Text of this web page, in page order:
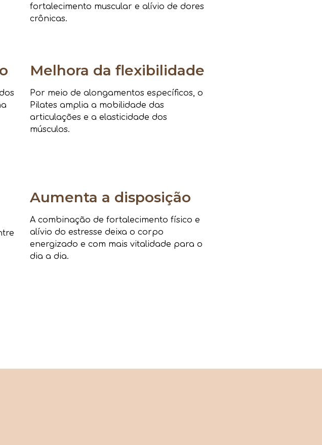
fortalecimento muscular e alívio de dores
crônicas.
Melhora da flexibilidade
Por meio de alongamentos específicos, o
Pilates amplia a mobilidade das
articulações e a elasticidade dos
músculos.
Aumenta a disposição
A combinação de fortalecimento físico e
alívio do estresse deixa o corpo
energizado e com mais vitalidade para o
dia a dia.